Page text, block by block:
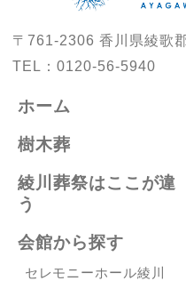
〒761-2306 香川県綾歌
TEL：0120-56-5940
ホーム
樹木葬
綾川葬祭はここが違
う
会館から探す
セレモニーホール綾川